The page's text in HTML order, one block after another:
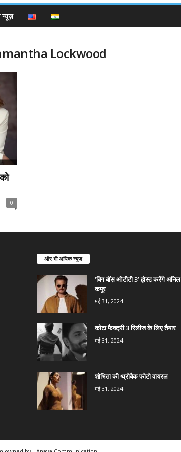
न्यूज़
Lockwood
0
और भी अधिक न्यूज़
‘बिग बॉस ओटीटी 3’ होस्ट करेंगे अनिल
कपूर
मई 31, 2024
कोटा फैक्ट्री 3 रिलीज के लिए तैयार
मई 31, 2024
शोभिता की थ्रोबैक फोटो वायरल
मई 31, 2024